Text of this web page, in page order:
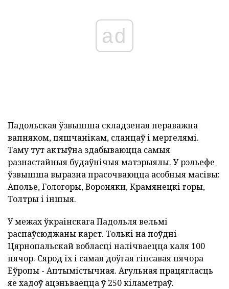
ad
Падольская ўзвышша складзеная пераважна
вапняком, пяшчанікам, сланцаў і мергелямі.
Таму тут актыўна здабываюцца самыя
разнастайныя будаўнічыя матэрыялы. У рэльефе
ўзвышша выразна прасочваюцца асобныя масівы:
Аполье, Гологоры, Вороняки, Крамянецкі горы,
Толтры і іншыя.
У межах ўкраінскага Падольля вельмі
распаўсюджаны карст. Толькі на поўдні
Цярнопальскай вобласці налічваецца каля 100
пячор. Сярод іх і самая доўгая гіпсавая пячора
Еўропы - Аптымістычная. Агульная працягласць
яе хадоў ацэньваецца ў 250 кіламетраў.